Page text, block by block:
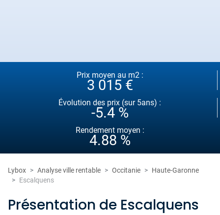
Prix moyen au m2 :
3 015 €
Évolution des prix (sur 5ans) :
-5.4 %
Rendement moyen :
4.88 %
Lybox Analyse ville rentable Occitanie
Haute-Garonne
Escalquens
Présentation de Escalquens